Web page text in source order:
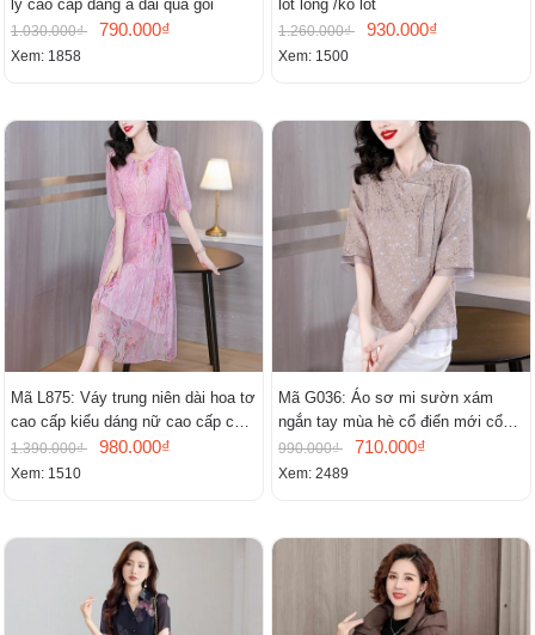
ly cao cấp dáng a dài quá gối
1.030.000₫ 790.000₫
Xem: 1858
lót lông /ko lót
1.260.000₫ 930.000₫
Xem: 1500
Mã L875: Váy trung niên dài hoa tơ
cao cấp kiểu dáng nữ cao cấp cao
cấp thần
1.390.000₫ 980.000₫
Xem: 1510
Mã G036: Áo sơ mi sườn xám
ngắn tay mùa hè cổ điển mới cổ
đứng
990.000₫ 710.000₫
Xem: 2489